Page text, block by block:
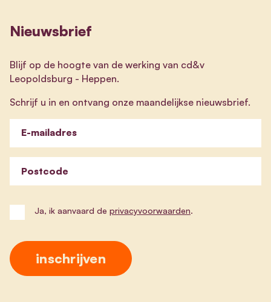
Nieuwsbrief
Blijf op de hoogte van de werking van cd&v
Leopoldsburg - Heppen.
Schrijf u in en ontvang onze maandelijkse nieuwsbrief.
E-mailadres
Postcode
Ja, ik aanvaard de privacyvoorwaarden.